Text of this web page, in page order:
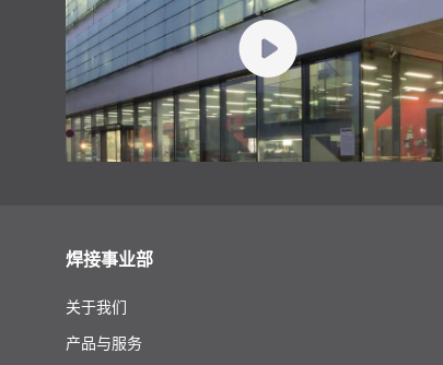
焊接事业部
关于我们
产品与服务